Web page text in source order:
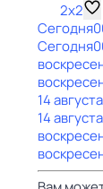
2x2
Сегодня
Сегодня
14
14